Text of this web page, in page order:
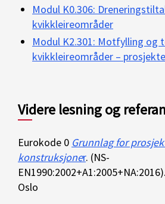
Modul K0.306:
kvikkleireområder
Modul K2.301: Motfylling og
kvikkleireområder –
Videre lesning og
Eurokode 0 Grunnlag for
konstruksjoner. (NS-
Oslo